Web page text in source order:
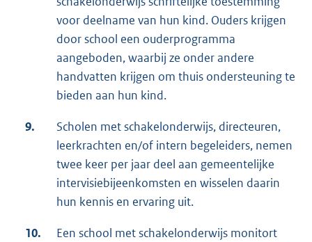
voor deelname van hun kind. Ouders krijgen
door school een ouderprogramma
aangeboden, waarbij ze onder andere
handvatten krijgen om thuis ondersteuning te
bieden aan hun kind.
9.
Scholen met schakelonderwijs, directeuren,
leerkrachten en/of intern begeleiders, nemen
twee keer per jaar deel aan gemeentelijke
intervisiebijeenkomsten en wisselen daarin
hun kennis en ervaring uit.
10.
Een school met schakelonderwijs monitort